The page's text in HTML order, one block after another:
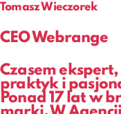
Tomasz Wieczorek
CEO Webrange
Czasem
praktyk i
Ponad 17 lat w